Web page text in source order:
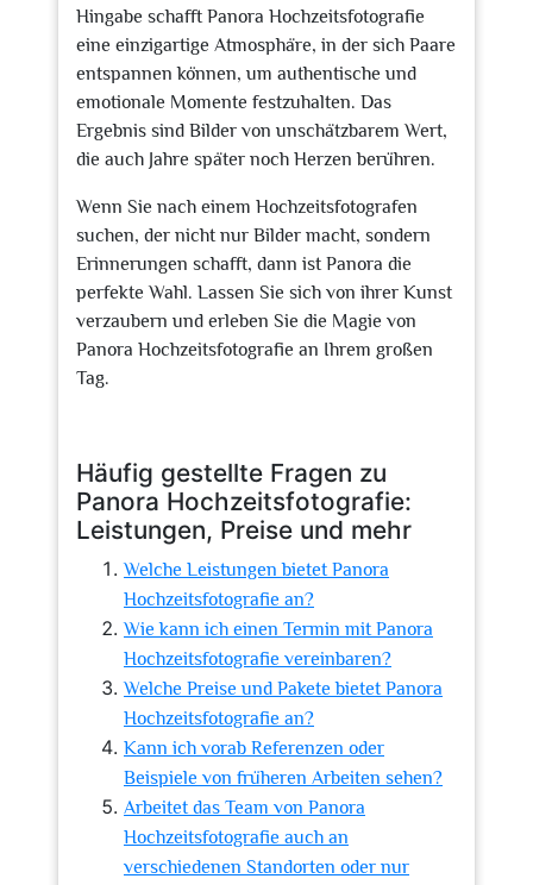
Hingabe schafft Panora Hochzeitsfotografie
eine einzigartige Atmosphäre, in der sich Paare
entspannen können, um authentische und
emotionale Momente festzuhalten. Das
Ergebnis sind Bilder von unschätzbarem Wert,
die auch Jahre später noch Herzen berühren.
Wenn Sie nach einem Hochzeitsfotografen
suchen, der nicht nur Bilder macht, sondern
Erinnerungen schafft, dann ist Panora die
perfekte Wahl. Lassen Sie sich von ihrer Kunst
verzaubern und erleben Sie die Magie von
Panora Hochzeitsfotografie an Ihrem großen
Tag.
Häufig gestellte Fragen zu
Panora Hochzeitsfotografie:
Leistungen, Preise und mehr
Welche Leistungen bietet Panora
Hochzeitsfotografie an?
Wie kann ich einen Termin mit Panora
Hochzeitsfotografie vereinbaren?
Welche Preise und Pakete bietet Panora
Hochzeitsfotografie an?
Kann ich vorab Referenzen oder
Beispiele von früheren Arbeiten sehen?
Arbeitet das Team von Panora
Hochzeitsfotografie auch an
verschiedenen Standorten oder nur